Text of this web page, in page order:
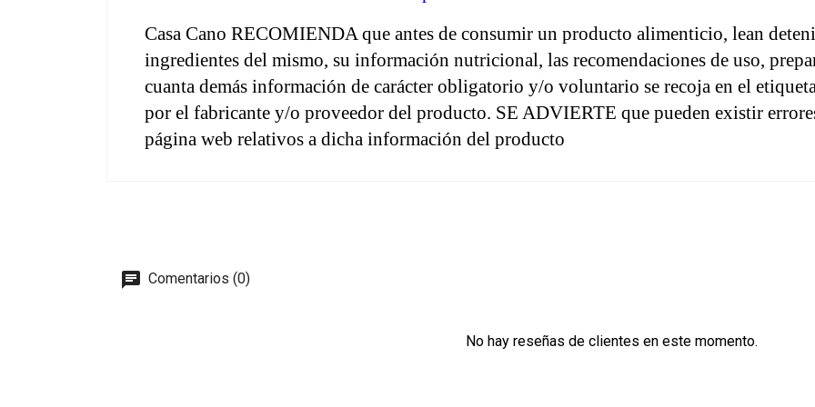
Casa Cano RECOMIENDA que antes de consumir un producto alimenticio, lean
ingredientes del mismo, su información nutricional, las recomendaciones de uso,
cuanta demás información de carácter obligatorio y/o voluntario se recoja en el
por el fabricante y/o proveedor del producto. SE ADVIERTE que pueden existir
página web relativos a dicha información del producto
Comentarios (0)
No hay reseñas de clientes en este momento.